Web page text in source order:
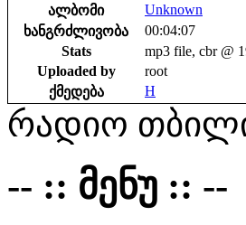
ალბომი
Unknown
ხანგრძლივობა
00:04:07
Stats
mp3 file, cbr @
Uploaded by
root
ქმედება
H
რადიო
-- :: მენუ :: --